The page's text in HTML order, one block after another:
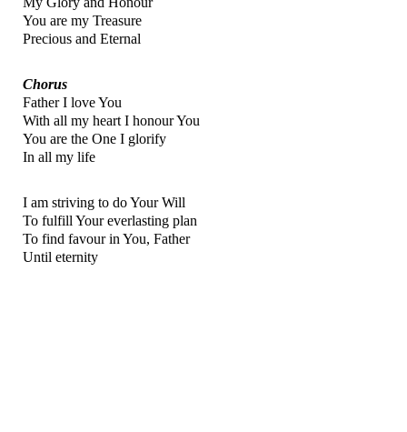
You are my Treasure
Precious and Eternal
Chorus
Father I love You
With all my heart I honour You
You are the One I glorify
In all my life
I am striving to do Your Will
To fulfill Your everlasting plan
To find favour in You, Father
Until eternity